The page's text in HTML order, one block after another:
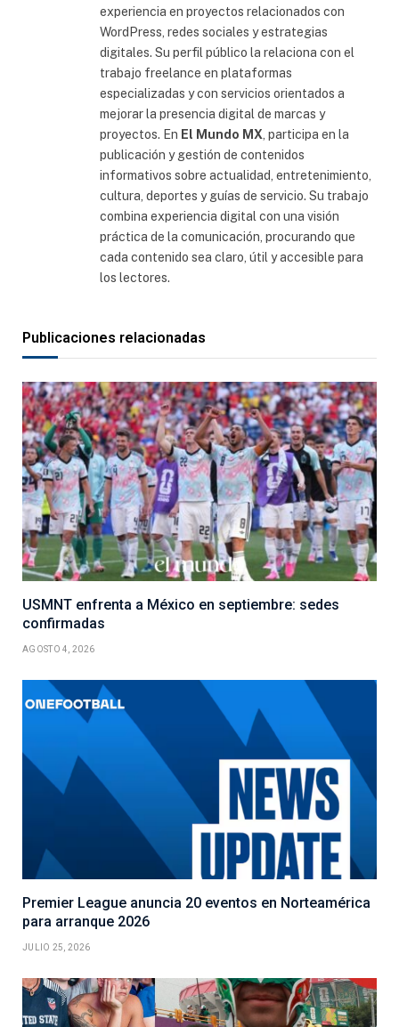
experiencia en proyectos relacionados con
WordPress, redes sociales y estrategias
digitales. Su perfil público la relaciona con el
trabajo freelance en plataformas
especializadas y con servicios orientados a
mejorar la presencia digital de marcas y
proyectos. En El Mundo MX , participa en la
publicación y gestión de contenidos
informativos sobre actualidad, entretenimiento,
cultura, deportes y guías de servicio. Su trabajo
combina experiencia digital con una visión
práctica de la comunicación, procurando que
cada contenido sea claro, útil y accesible para
los lectores.
Publicaciones relacionadas
USMNT enfrenta a México en septiembre: sedes
confirmadas
AGOSTO 4, 2026
Premier League anuncia 20 eventos en Norteamérica
para arranque 2026
JULIO 25, 2026